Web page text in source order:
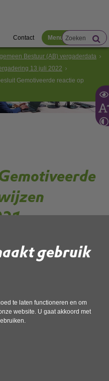
gebruik
te laten functioneren en om
website. U gaat akkoord met
Contact Menu
Bestuur (AB) vergaderdata
13 juli 2022
Gemotiveerde reactie op
te downloaden.